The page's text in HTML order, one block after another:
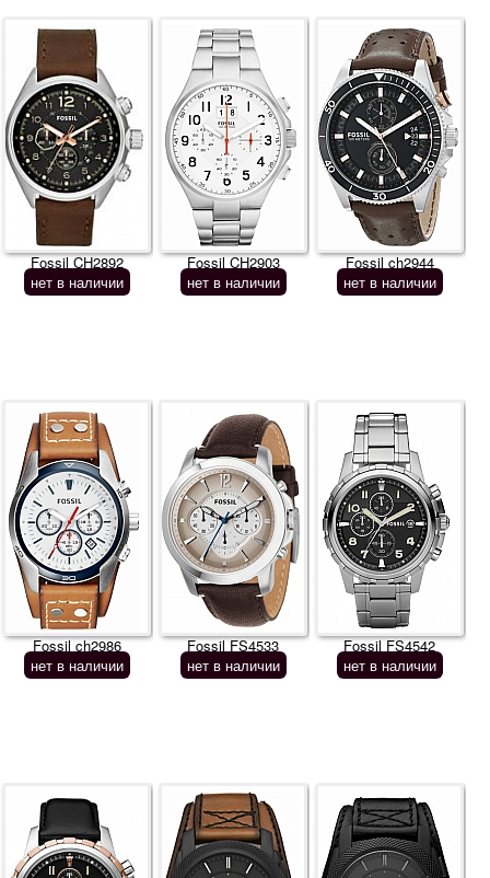
Fossil CH2892
нет в наличии
Fossil CH2903
нет в наличии
Fossil ch2944
нет в наличии
Fossil ch2986
нет в наличии
Fossil FS4533
нет в наличии
Fossil FS4542
нет в наличии